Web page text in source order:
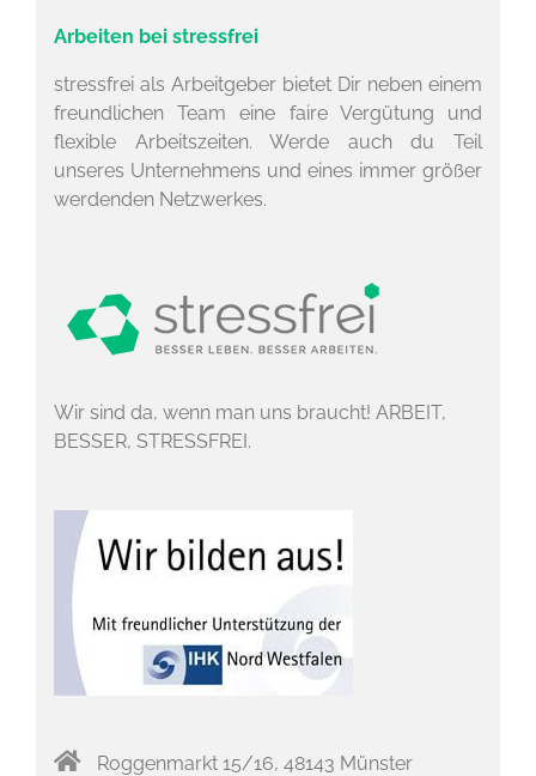
Arbeiten bei stressfrei
stressfrei als Arbeitgeber bietet Dir neben einem
freundlichen Team eine faire Vergütung und
flexible Arbeitszeiten. Werde auch du Teil
unseres Unternehmens und eines immer größer
werdenden Netzwerkes.
Wir sind da, wenn man uns braucht! ARBEIT,
BESSER, STRESSFREI.
Roggenmarkt 15/16, 48143 Münster